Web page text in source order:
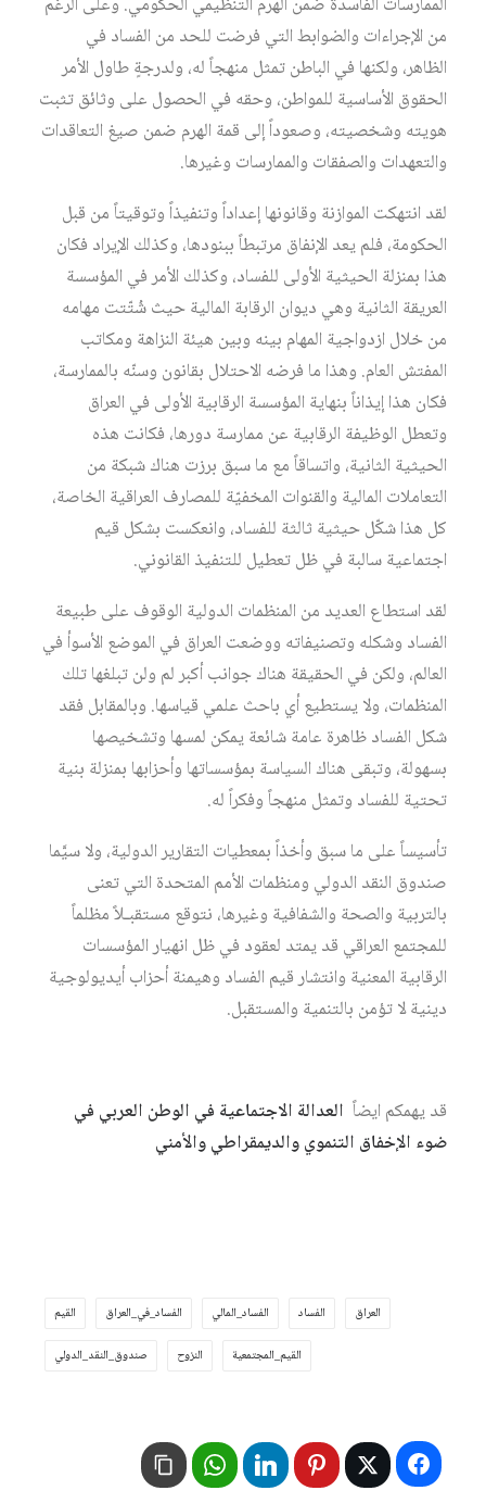
من الإجراءات والضوابط التي فرضت للحد من الفساد في
الظاهر، ولكنها في الباطن تمثل منهجاً له، ولدرجةٍ طاول الأمر
الحقوق الأساسية للمواطن، وحقه في الحصول على وثائق تثبت
هويته وشخصيته، وصعوداً إلى قمة الهرم ضمن صيغ التعاقدات
والتعهدات والصفقات والممارسات وغيرها.
لقد انتهكت الموازنة وقانونها إعداداً وتنفيذاً وتوقيتاً من قبل
الحكومة، فلم يعد الإنفاق مرتبطاً ببنودها، وكذلك الإيراد فكان
هذا بمنزلة الحيثية الأولى للفساد، وكذلك الأمر في المؤسسة
العريقة الثانية وهي ديوان الرقابة المالية حيث شُتّتت مهامه
من خلال ازدواجية المهام بينه وبين هيئة النزاهة ومكاتب
المفتش العام. وهذا ما فرضه الاحتلال بقانون وسنّه بالممارسة،
فكان هذا إيذاناً بنهاية المؤسسة الرقابية الأولى في العراق
وتعطل الوظيفة الرقابية عن ممارسة دورها، فكانت هذه
الحيثية الثانية، واتساقاً مع ما سبق برزت هناك شبكة من
التعاملات المالية والقنوات المخفيّة للمصارف العراقية الخاصة،
كل هذا شكّل حيثية ثالثة للفساد، وانعكست بشكل قيم
اجتماعية سالبة في ظل تعطيل للتنفيذ القانوني.
لقد استطاع العديد من المنظمات الدولية الوقوف على طبيعة
الفساد وشكله وتصنيفاته ووضعت العراق في الموضع الأسوأ في
العالم، ولكن في الحقيقة هناك جوانب أكبر لم ولن تبلغها تلك
المنظمات، ولا يستطيع أي باحث علمي قياسها. وبالمقابل فقد
شكل الفساد ظاهرة عامة شائعة يمكن لمسها وتشخيصها
بسهولة، وتبقى هناك السياسة بمؤسساتها وأحزابها بمنزلة بنية
تحتية للفساد وتمثل منهجاً وفكراً له.
تأسيساً على ما سبق وأخذاً بمعطيات التقارير الدولية، ولا سيَّما
صندوق النقد الدولي ومنظمات الأمم المتحدة التي تعنى
بالتربية والصحة والشفافية وغيرها، نتوقع مستقبـلاً مظلماً
للمجتمع العراقي قد يمتد لعقود في ظل انهيار المؤسسات
الرقابية المعنية وانتشار قيم الفساد وهيمنة أحزاب أيديولوجية
دينية لا تؤمن بالتنمية والمستقبل.
قد يهمكم ايضاً العدالة الاجتماعية في الوطن العربي في
ضوء الإخفاق التنموي والديمقراطي والأمني
العراق الفساد الفساد_المالي الفساد_في_العراق القيم
القيم_المجتمعية النزوح صندوق_النقد_الدولي